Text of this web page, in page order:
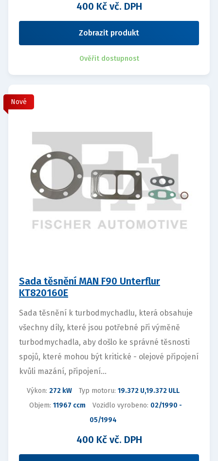
400 Kč vč. DPH
Zobrazit produkt
Ověřit dostupnost
Nové
Sada těsnění MAN F90 Unterflur
KT820160E
Sada těsnění k turbodmychadlu, která obsahuje
všechny díly, které jsou potřebné při výměně
turbodmychadla, aby došlo ke správné těsnosti
spojů, které mohou být kritické - olejové připojení
kvůli mazání, připojení...
Výkon: 272 kW Typ motoru: 19.372 U,19.372 ULL
Objem: 11967 ccm Vozidlo vyrobeno: 02/1990 -
05/1994
400 Kč vč. DPH